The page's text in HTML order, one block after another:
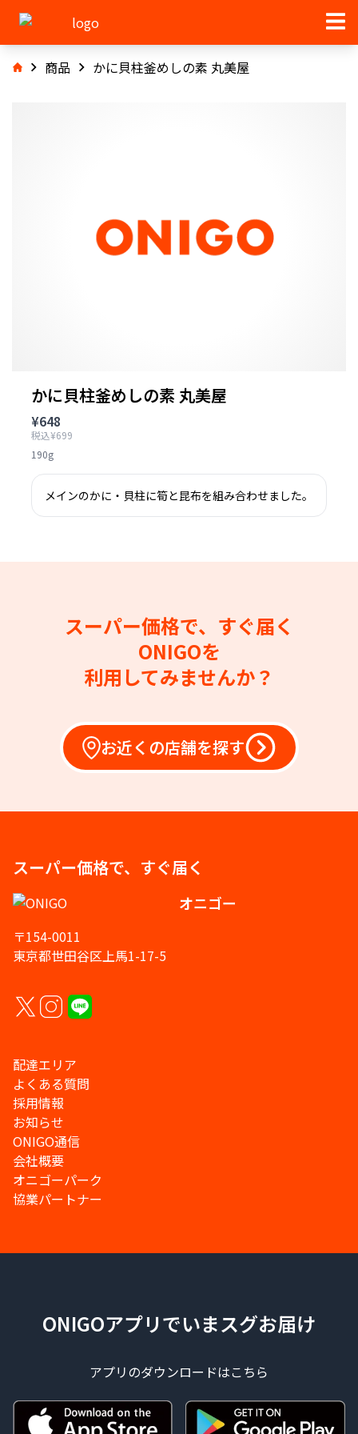
商品 かに貝柱釜めしの素 丸美屋
かに貝柱釜めしの素 丸美屋
¥648
税込¥699
190g
メインのかに・貝柱に筍と昆布を組み合わせました。
スーパー価格で、すぐ届く
ONIGOを
利用してみませんか？
お近くの店舗を探す
スーパー価格で、すぐ届く
オニゴー
〒154-0011
東京都世田谷区上馬1-17-5
配達エリア
よくある質問
採用情報
お知らせ
ONIGO通信
会社概要
オニゴーパーク
協業パートナー
ONIGOアプリでいまスグお届け
アプリのダウンロードはこちら